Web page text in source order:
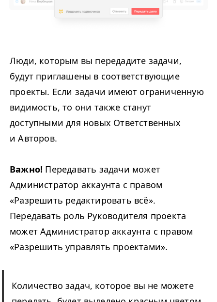
Люди, которым вы передадите задачи,
будут приглашены в соответствующие
проекты. Если задачи имеют ограниченную
видимость, то они также станут
доступными для новых Ответственных
и Авторов.
Важно! Передавать задачи может
Администратор аккаунта с правом
«Разрешить редактировать всё».
Передавать роль Руководителя проекта
может Администратор аккаунта с правом
«Разрешить управлять проектами».
Количество задач, которое вы не можете